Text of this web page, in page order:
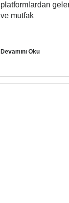
platformlardan
ve mutfak
Devamını Oku